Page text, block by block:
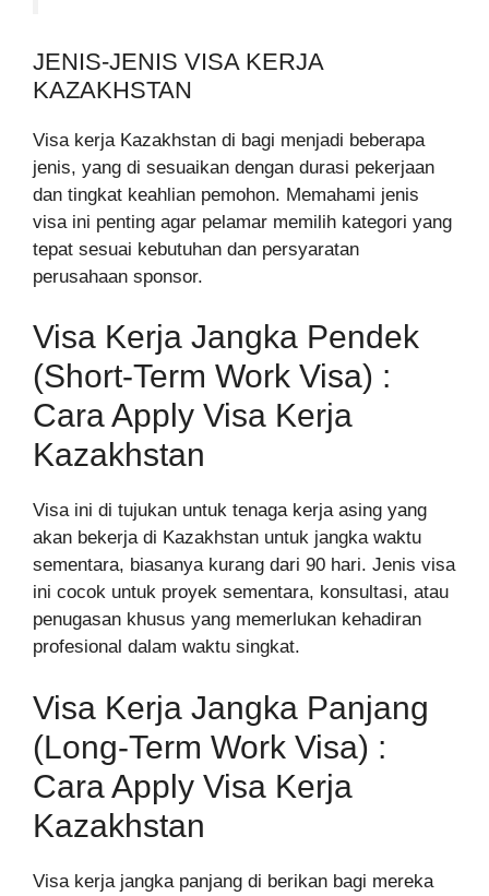
JENIS-JENIS VISA KERJA
KAZAKHSTAN
Visa kerja Kazakhstan di bagi menjadi beberapa
jenis, yang di sesuaikan dengan durasi pekerjaan
dan tingkat keahlian pemohon. Memahami jenis
visa ini penting agar pelamar memilih kategori yang
tepat sesuai kebutuhan dan persyaratan
perusahaan sponsor.
Visa Kerja Jangka Pendek
(Short-Term Work Visa) :
Cara Apply Visa Kerja
Kazakhstan
Visa ini di tujukan untuk tenaga kerja asing yang
akan bekerja di Kazakhstan untuk jangka waktu
sementara, biasanya kurang dari 90 hari. Jenis visa
ini cocok untuk proyek sementara, konsultasi, atau
penugasan khusus yang memerlukan kehadiran
profesional dalam waktu singkat.
Visa Kerja Jangka Panjang
(Long-Term Work Visa) :
Cara Apply Visa Kerja
Kazakhstan
Visa kerja jangka panjang di berikan bagi mereka